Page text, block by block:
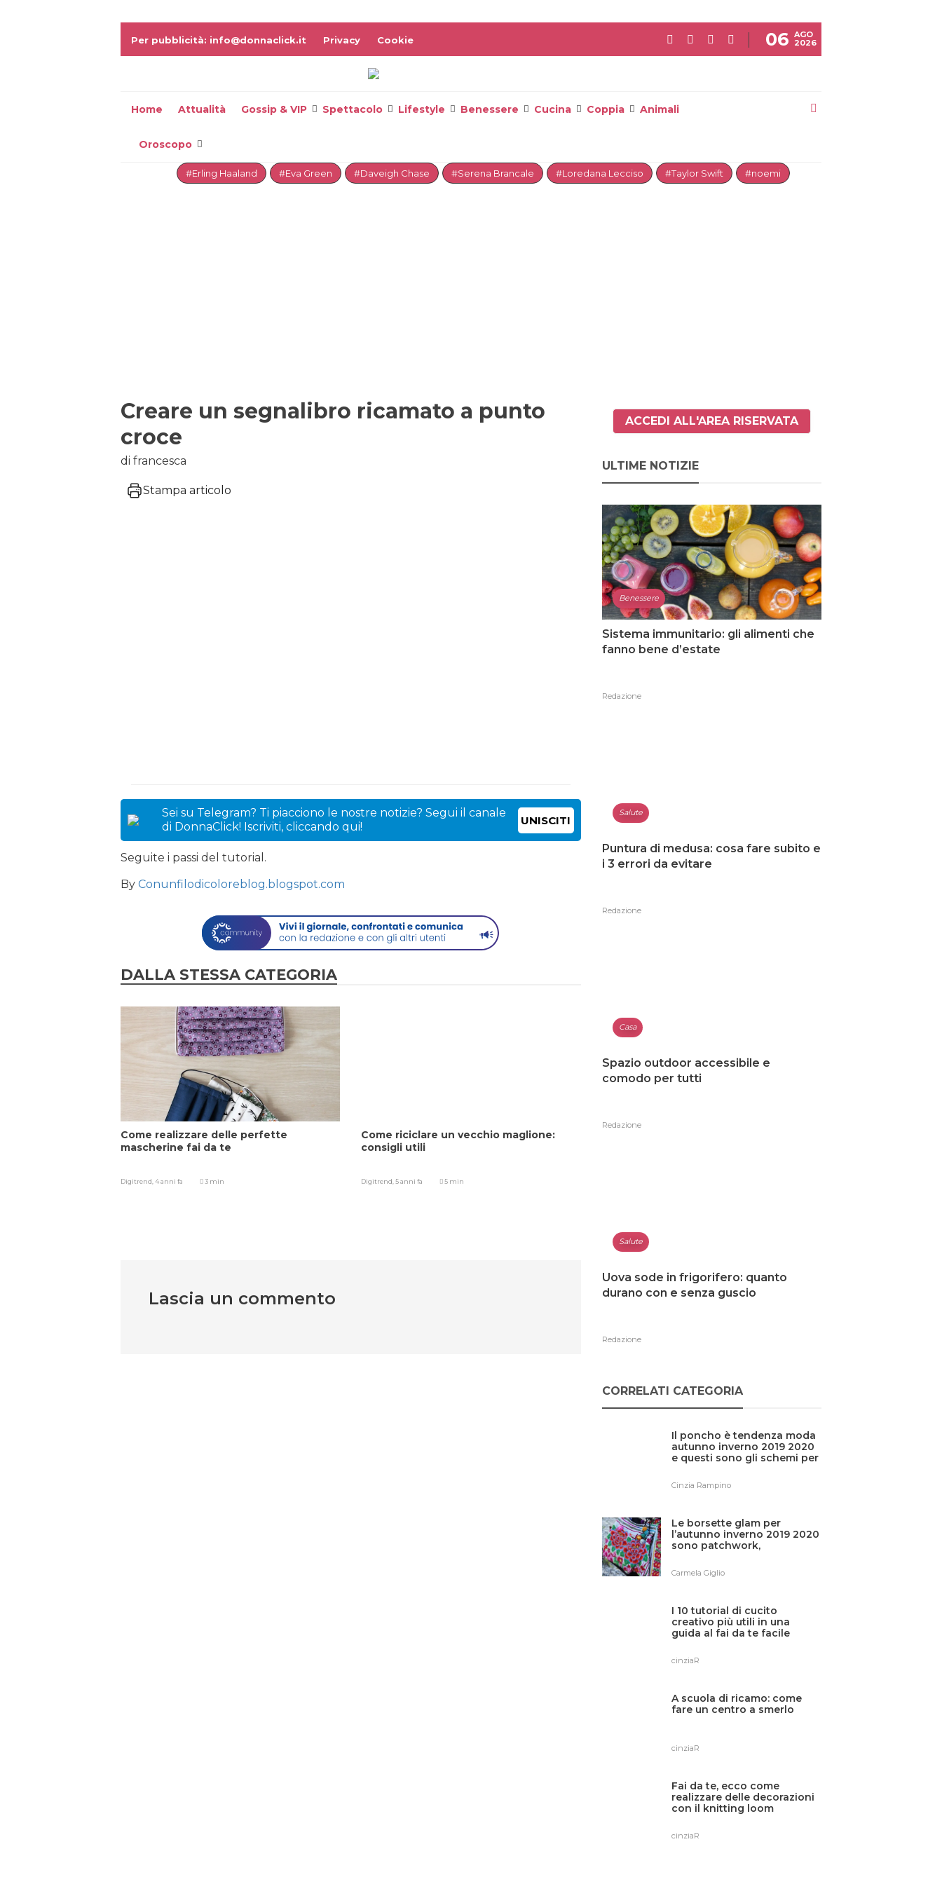
Per pubblicità: info@donnaclick.it Privacy Cookie 06 AGO
2026
Home Attualità Gossip & VIP Spettacolo Lifestyle Benessere Cucina Coppia Animali
Oroscopo
#Erling Haaland #Eva Green #Daveigh Chase #Serena Brancale #Loredana Lecciso #Taylor Swift #noemi
Creare un segnalibro ricamato a punto
croce
di francesca
Stampa articolo
Sei su Telegram? Ti piacciono le nostre notizie? Segui il canale
di DonnaClick! Iscriviti, cliccando qui!
UNISCITI
Seguite i passi del tutorial.
By Conunfilodicoloreblog.blogspot.com
DALLA STESSA CATEGORIA
Come realizzare delle perfette
mascherine fai da te
Digitrend,4 anni fa 3 min
Come riciclare un vecchio maglione:
consigli utili
Digitrend,5 anni fa 5 min
Lascia un commento
ACCEDI ALL'AREA RISERVATA
ULTIME NOTIZIE
Benessere
Sistema immunitario: gli alimenti che
fanno bene d’estate
Redazione
Salute
Puntura di medusa: cosa fare subito e
i 3 errori da evitare
Redazione
Casa
Spazio outdoor accessibile e
comodo per tutti
Redazione
Salute
Uova sode in frigorifero: quanto
durano con e senza guscio
Redazione
CORRELATI CATEGORIA
Il poncho è tendenza moda
autunno inverno 2019 2020
e questi sono gli schemi per
Cinzia Rampino
Le borsette glam per
l’autunno inverno 2019 2020
sono patchwork,
da te
Carmela Giglio
I 10 tutorial di cucito
creativo più utili in una
guida al fai da te facile
cinziaR
A scuola di ricamo: come
fare un centro a smerlo
cinziaR
Fai da te, ecco come
realizzare delle decorazioni
con il knitting loom
cinziaR